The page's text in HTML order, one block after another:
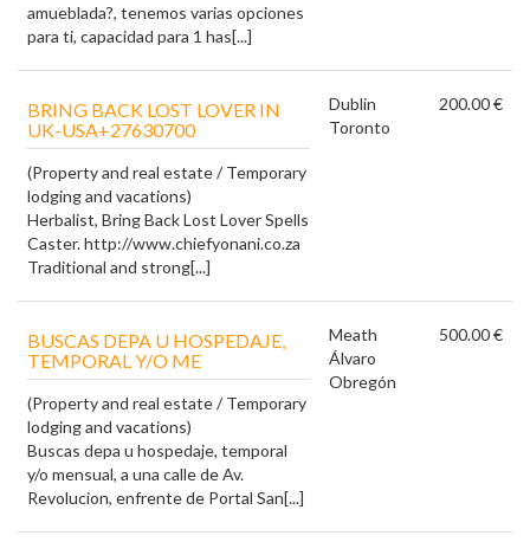
amueblada?, tenemos varias opciones
para ti, capacidad para 1 has[...]
BRING BACK LOST LOVER IN
UK-USA+27630700
(Property and real estate / Temporary
lodging and vacations)
Herbalist, Bring Back Lost Lover Spells
Caster. http://www.chiefyonani.co.za
Traditional and strong[...]
Dublin
Toronto
200.00 €
BUSCAS DEPA U HOSPEDAJE,
TEMPORAL Y/O ME
(Property and real estate / Temporary
lodging and vacations)
Buscas depa u hospedaje, temporal
y/o mensual, a una calle de Av.
Revolucion, enfrente de Portal San[...]
Meath
Álvaro
Obregón
500.00 €